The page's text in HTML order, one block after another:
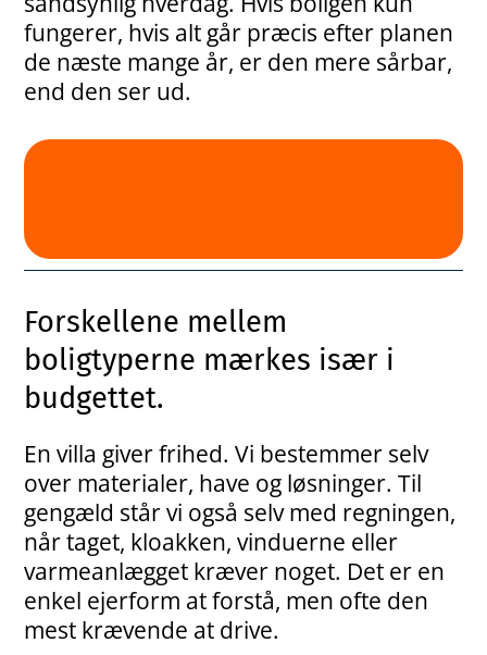
fungerer, hvis alt går præcis efter planen
de næste mange år, er den mere sårbar,
end den ser ud.
Forskellene mellem
boligtyperne mærkes især i
budgettet.
En villa giver frihed. Vi bestemmer selv
over materialer, have og løsninger. Til
gengæld står vi også selv med regningen,
når taget, kloakken, vinduerne eller
varmeanlægget kræver noget. Det er en
enkel ejerform at forstå, men ofte den
mest krævende at drive.